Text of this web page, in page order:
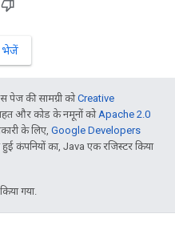
भेजें
की सामग्री कोCreative
और कोड के नमूनों कोApache 2.0
के लिए, Google Developers
कंपनियों का, Java एक रजिस्टर किया
गया.